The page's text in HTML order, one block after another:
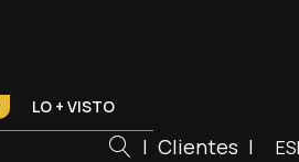
LO + VISTO
| Clientes |